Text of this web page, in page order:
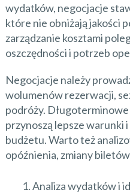
wydatków, negocjacje
które nie obniżają jakości
zarządzanie kosztami
oszczędności i potrzeb
Negocjacje należy
wolumenów rezerwacji,
podróży.
przynoszą lepsze warunki
budżetu. Warto też
opóźnienia, zmiany
Analiza wydatków i